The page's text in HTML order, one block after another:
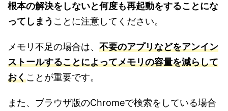
根本の解決をしないと何度も再起動をすることにな
ってしまう ことに注意してください。
メモリ不足の場合は、 不要のアプリなどをアンイン
ストールすることによってメモリの容量を減らして
おくことが重要です。
また、ブラウザ版のChromeで検索をしている場合